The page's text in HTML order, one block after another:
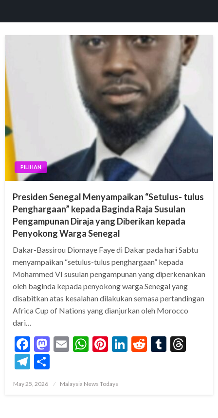
PILIHAN
Presiden Senegal Menyampaikan “Setulus- tulus
Penghargaan” kepada Baginda Raja Susulan
Pengampunan Diraja yang Diberikan kepada
Penyokong Warga Senegal
Dakar-Bassirou Diomaye Faye di Dakar pada hari Sabtu
menyampaikan “setulus-tulus penghargaan” kepada
Mohammed VI susulan pengampunan yang diperkenankan
oleh baginda kepada penyokong warga Senegal yang
disabitkan atas kesalahan dilakukan semasa pertandingan
Africa Cup of Nations yang dianjurkan oleh Morocco
dari…
Facebook
Mastodon
EmailWhatsApp
Pinterest
LinkedIn
RedditTumblr
Telegram
Posted
May 25, 2026 Malaysia News Todays